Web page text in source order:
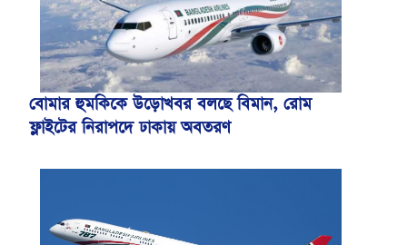
বোমার হুমকিকে উড়োখবর বলছে বিমান, রোম
ফ্লাইটের নিরাপদে ঢাকায় অবতরণ